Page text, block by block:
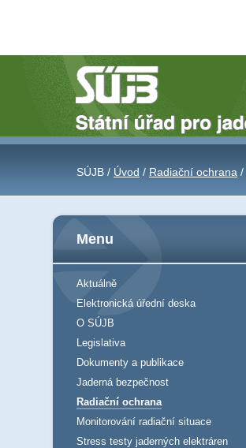
SÚJB / Úvod / Radiační ochrana /
Menu
Aktuálně
Elektronická úřední deska
O SÚJB
Legislativa
Dokumenty a publikace
Jaderná bezpečnost
Radiační ochrana
Monitorování radiační situace
Stress testy jaderných elektráren